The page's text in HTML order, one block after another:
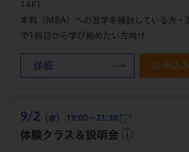
14F）
本科（MBA）への進学を検討している方・
で1科目から学び始めたい方向け
詳細 お申込
9/2 （水） 19:00～21:30
体験クラス＆説明会